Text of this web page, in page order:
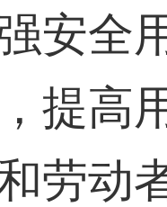
安全
提高
劳动